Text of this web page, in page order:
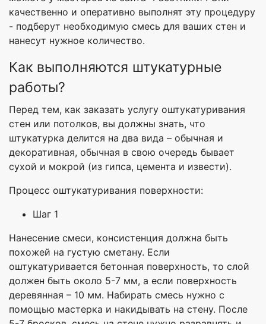
качественно и оперативно выполнят эту процедуру
- подберут необходимую смесь для ваших стен и
нанесут нужное количество.
Как выполняются штукатурные
работы?
Перед тем, как заказать услугу оштукатуривания
стен или потолков, вы должны знать, что
штукатурка делится на два вида – обычная и
декоративная, обычная в свою очередь бывает
сухой и мокрой (из гипса, цемента и извести).
Процесс оштукатуривания поверхности:
Шаг 1
Нанесение смеси, консистенция должна быть
похожей на густую сметану. Если
оштукатуривается бетонная поверхность, то слой
должен быть около 5-7 мм, а если поверхность
деревянная – 10 мм. Набирать смесь нужно с
помощью мастерка и накидывать на стену. После